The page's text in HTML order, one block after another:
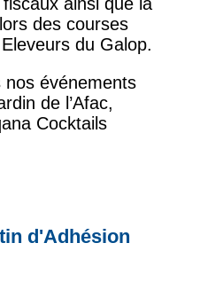
des courses
du Galop.
événements
de l’Afac,
Cocktails
d'Adhésion